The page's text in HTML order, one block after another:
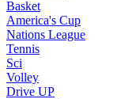
Basket
America's Cup
Nations League
Tennis
Sci
Volley
Drive UP